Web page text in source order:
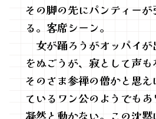
その脚の先にパンティー
る。客席シーン。
女が踊ろうがオッパイが
をぬごうが、寂として声も
そのさま参禅の僧かと思え
ているワン公のようでも
凝然と動かない。この沈